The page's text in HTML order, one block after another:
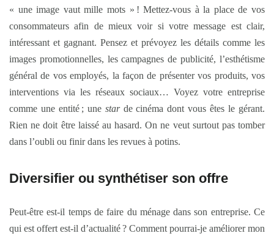
« une image vaut mille mots » ! Mettez-vous à la place de vos
consommateurs afin de mieux voir si votre message est clair,
intéressant et gagnant. Pensez et prévoyez les détails comme les
images promotionnelles, les campagnes de publicité, l’esthétisme
général de vos employés, la façon de présenter vos produits, vos
interventions via les réseaux sociaux… Voyez votre entreprise
comme une entité ; une starde cinéma dont vous êtes le gérant.
Rien ne doit être laissé au hasard. On ne veut surtout pas tomber
dans l’oubli ou finir dans les revues à potins.
Diversifier ou synthétiser son offre
Peut-être est-il temps de faire du ménage dans son entreprise. Ce
qui est offert est-il d’actualité ? Comment pourrai-je améliorer mon